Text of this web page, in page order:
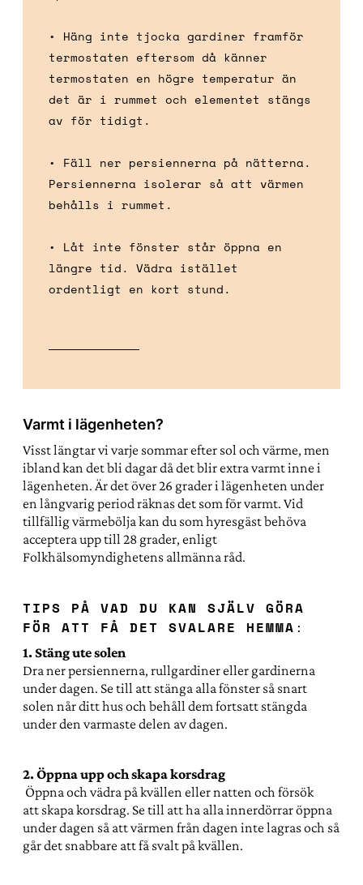
• Häng inte tjocka gardiner framför
termostaten eftersom då känner
termostaten en högre temperatur än
det är i rummet och elementet stängs
av för tidigt.
• Fäll ner persiennerna på nätterna.
Persiennerna isolerar så att värmen
behålls i rummet.
• Låt inte fönster står öppna en
längre tid. Vädra istället
ordentligt en kort stund.
Varmt i lägenheten?
Visst längtar vi varje sommar efter sol och värme, men
ibland kan det bli dagar då det blir extra varmt inne i
lägenheten. Är det över 26 grader i lägenheten under
en långvarig period räknas det som för varmt. Vid
tillfällig värmebölja kan du som hyresgäst behöva
acceptera upp till 28 grader, enligt
Folkhälsomyndighetens allmänna råd.
TIPS PÅ VAD DU KAN SJÄLV GÖRA
FÖR ATT FÅ DET SVALARE HEMMA :
1. Stäng ute solen
Dra ner persiennerna, rullgardiner eller gardinerna
under dagen. Se till att stänga alla fönster så snart
solen når ditt hus och behåll dem fortsatt stängda
under den varmaste delen av dagen.
2. Öppna upp och skapa korsdrag
Öppna och vädra på kvällen eller natten och försök
att skapa korsdrag. Se till att ha alla innerdörrar öppna
under dagen så att värmen från dagen inte lagras och så
går det snabbare att få svalt på kvällen.